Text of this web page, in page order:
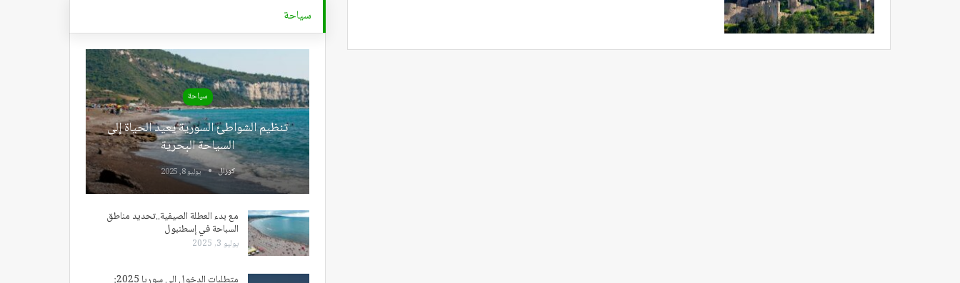
سياحة
سياحة
تنظيم الشواطئ السورية يعيد الحياة إلى
السياحة البحرية
كوزال يوليو 8, 2025
مع بدء العطلة الصيفية..تحديد مناطق
السباحة في إسطنبول
يوليو 3, 2025